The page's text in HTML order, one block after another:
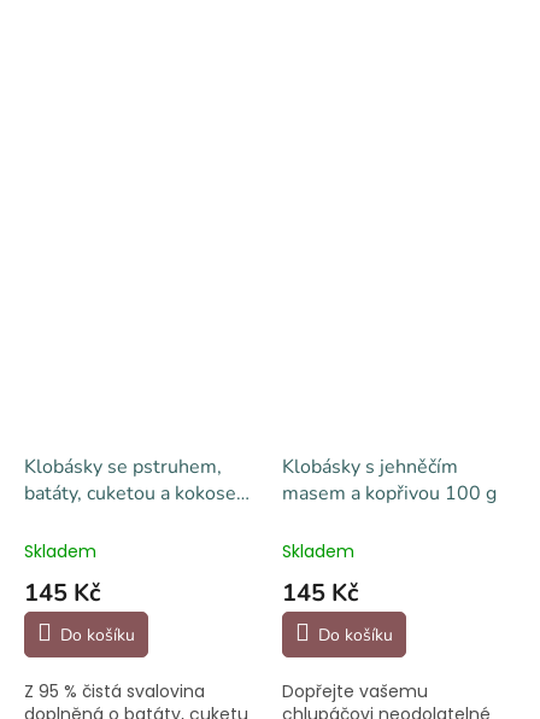
Klobásky se pstruhem,
batáty, cuketou a kokosem
Skladem
145 Kč
Do košíku
Z 95 % čistá svalovina
doplněná o batáty, cuketu
Klobásky s jehněčím
masem a kopřivou 100 g
Skladem
145 Kč
Do košíku
Dopřejte vašemu
chlupáčovi neodolatelné